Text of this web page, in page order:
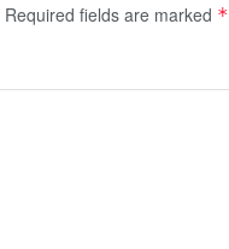
Required fields are marked *